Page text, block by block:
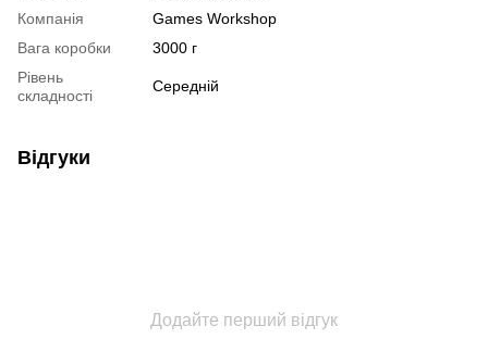
Компанія
Games Workshop
Вага коробки
3000 г
Рівень
складності
Середній
Відгуки
Додайте перший відгук